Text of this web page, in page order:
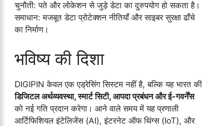
चुनौती: पते और लोकेशन से जुड़े डेटा का दुरुपयोग हो सकता है।
समाधान: मजबूत डेटा प्रोटेक्शन नीतियाँ और साइबर सुरक्षा ढाँचे
का निर्माण।
भविष्य की दिशा
DIGIPIN केवल एक एड्रेसिंग सिस्टम नहीं है, बल्कि यह भारत की
डिजिटल अर्थव्यवस्था, स्मार्ट सिटी, आपदा प्रबंधन और ई-गवर्नेंस
को नई गति प्रदान करेगा। आने वाले समय में यह प्रणाली
आर्टिफिशियल इंटेलिजेंस (AI), इंटरनेट ऑफ थिंग्स (IoT), और